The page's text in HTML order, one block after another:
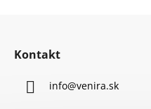
Kontakt
info@venira.sk